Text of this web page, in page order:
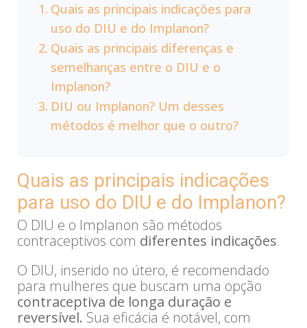
Quais as principais indicações para
uso do DIU e do Implanon?
Quais as principais diferenças e
semelhanças entre o DIU e o
Implanon?
DIU ou Implanon? Um desses
métodos é melhor que o outro?
Quais as principais indicações
para uso do DIU e do Implanon?
O DIU e o Implanon são métodos
contraceptivos com diferentes indicações.
O DIU, inserido no útero, é recomendado
para mulheres que buscam uma opção
contraceptiva de longa duração e
reversível. Sua eficácia é notável, com